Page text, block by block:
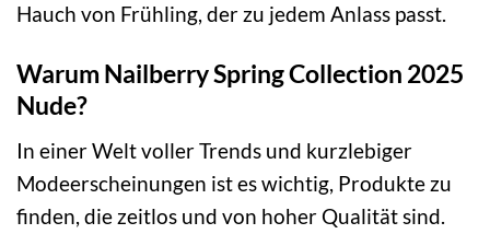
Hauch von Frühling, der zu jedem Anlass passt.
Warum Nailberry Spring Collection 2025
Nude?
In einer Welt voller Trends und kurzlebiger
Modeerscheinungen ist es wichtig, Produkte zu
finden, die zeitlos und von hoher Qualität sind.